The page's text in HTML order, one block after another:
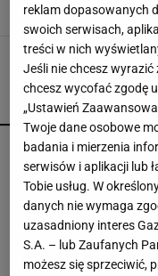
POPULARNE
Vintage
nowo
Ten
reklam dopasowanych
swoich serwisach,
treści w nich
Jeśli nie chcesz wyrazić
chcesz wycofać zgodę
„Ustawień
Twoje dane osobowe
badania i mierzenia
serwisów i aplikacji lub
Tobie usług. W
danych nie wymaga
uzasadniony interes
S.A. – lub Zaufanych
możesz się sprzeciwić,